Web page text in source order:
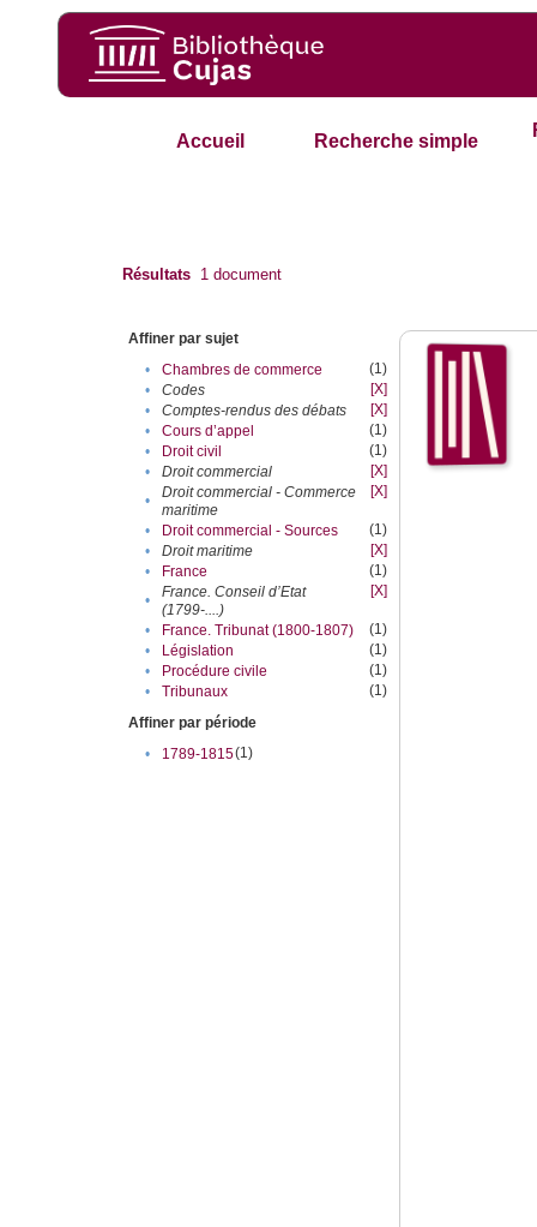
Accueil Recherche simple
Résultats 1 document
Affiner par sujet
•
Chambres de commerce
(1)
•
Codes
[X]
•
Comptes-rendus des débats
[X]
•
Cours d’appel
(1)
•
Droit civil
(1)
•
Droit commercial
[X]
•
Droit commercial - Commerce
maritime
[X]
• Droit commercial - Sources
(1)
•
Droit maritime
[X]
•
France
(1)
•
France. Conseil d’Etat
(1799-....)
[X]
• France. Tribunat (1800-1807)
(1)
•
Législation
(1)
•
Procédure civile
(1)
•
Tribunaux
(1)
Affiner par période
•
1789-1815(1)